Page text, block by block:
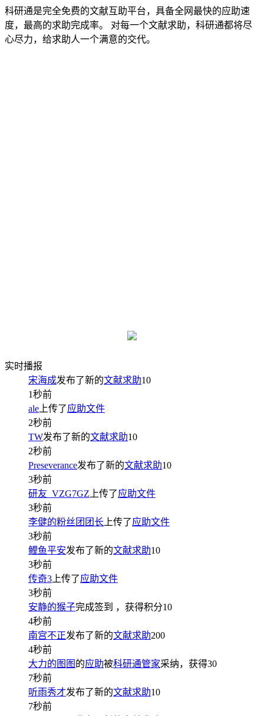
科研通是完全免费的文献互助平台，具备全网最快的应助速
度，最高的求助完成率。 对每一个文献求助，科研通都将尽
心尽力，给求助人一个满意的交代。
实时播报
宋海成发布了新的文献求助10
1秒前
ale 上传了应助文件
2秒前
TW发布了新的文献求助10
2秒前
Preseverance发布了新的文献求助10
3秒前
研友_VZG7GZ 上传了应助文件
3秒前
李健的粉丝团团长 上传了应助文件
3秒前
鲤鱼平安发布了新的文献求助10
3秒前
传奇3 上传了应助文件
3秒前
安静的猴子完成签到 ，获得积分10
4秒前
南宫不正发布了新的文献求助200
4秒前
大力的图图 的应助被科研通管家采纳，获得30
7秒前
听雨秀才发布了新的文献求助10
7秒前